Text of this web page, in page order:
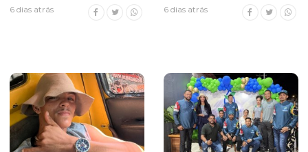
6 dias atrás 6 dias atrás